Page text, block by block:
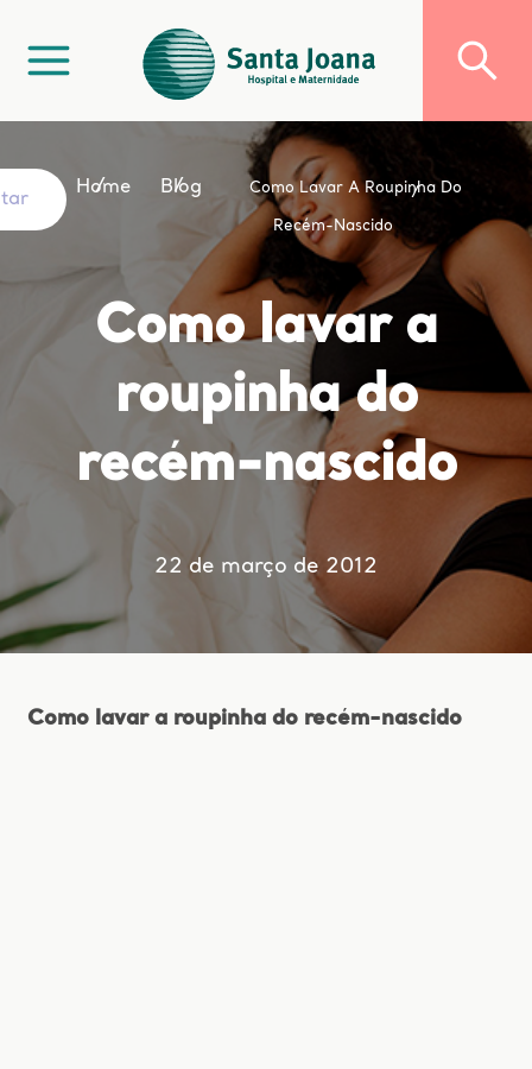
Home Blog Como Lavar A Roupinha Do
Recém-Nascido
Como lavar a
roupinha do
recém-nascido
22 de março de 2012
Como lavar a roupinha do recém-nascido